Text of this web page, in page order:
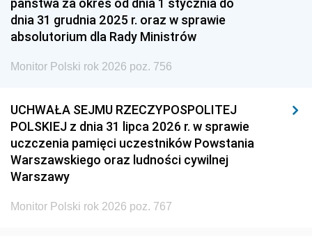
1948 1947 1946
1939 1938
dnia 31 grudnia 2025 r. oraz w sprawie
absolutorium dla Rady Ministrów
Monitor Polski rok 2026 poz. 756
UCHWAŁA SEJMU RZECZYPOSPOLITEJ
POLSKIEJ z dnia 31 lipca 2026 r. w sprawie
uczczenia pamięci uczestników Powstania
Warszawskiego oraz ludności cywilnej
Warszawy
Monitor Polski rok 2026 poz. 767